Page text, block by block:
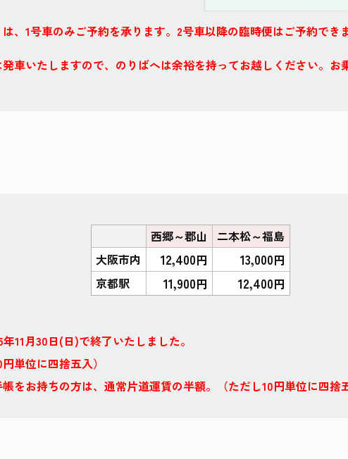
、1号車のみご予約を承ります。2号車以降の臨時便はご予約でき
車いたしますので、のりばへは余裕を持ってお越しください。お
西郷～郡山
二本松～福島
大阪市内
12,400円 13,000円
京都駅
11,900円 12,400円
11月30日(日)で終了いたしました。
単位に四捨五入）
をお持ちの方は、通常片道運賃の半額。（ただし10円単位に四捨